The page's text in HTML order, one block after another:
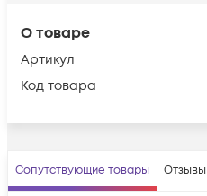
О товаре
Артикул
Код товара
Сопутствующие товары Отзывы